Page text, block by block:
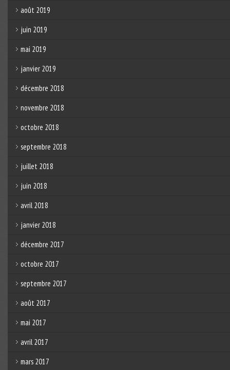
août 2019
juin 2019
mai 2019
janvier 2019
décembre 2018
novembre 2018
octobre 2018
septembre 2018
juillet 2018
juin 2018
avril 2018
janvier 2018
décembre 2017
octobre 2017
septembre 2017
août 2017
mai 2017
avril 2017
mars 2017